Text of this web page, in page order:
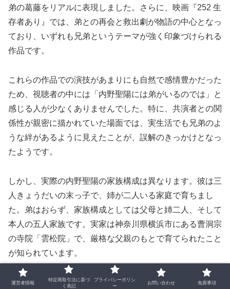
弟の葛藤をリアルに表現しました。さらに、映画『252 生
存者あり』では、弟との再会と救出劇が物語の中心となっ
ており、いずれも兄弟というテーマが強く印象づけられる
作品です。
これらの作品での演技があまりにも自然で感情豊かだった
ため、視聴者の中には「内野聖陽には弟がいるのでは」と
感じる人が少なくありませんでした。特に、共演者との関
係性が親密に描かれていた場面では、実生活でも兄弟のよ
うな絆があるように見えたことが、誤解のきっかけとなっ
たようです。
しかし、実際の内野聖陽の家族構成は異なります。彼は三
人きょうだいの末っ子で、姉が二人いる家庭で育ちまし
た。弟はおらず、家族構成としては父母と姉二人、そして
本人の五人家族です。実家は神奈川県横浜市にある曹洞宗
の寺院「雲松院」で、厳格な父親のもとで育てられたこと
が知られています。
俳優としての内野聖陽は、役柄に深く入り込み、感情の機
運営者情報
特定商取引法に基づ
く表記
プライバシーポリシ
ー
お問い合わせ 免責事項